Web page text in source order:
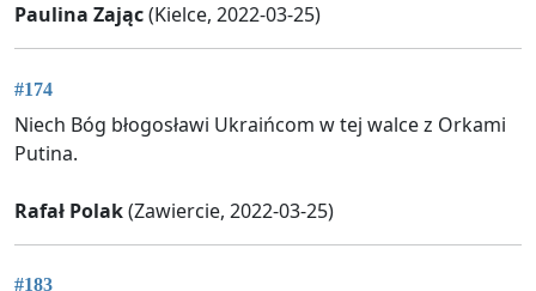
Paulina Zając(Kielce, 2022-03-25)
#174
Niech Bóg błogosławi Ukraińcom w tej walce z Orkami
Putina.
Rafał Polak(Zawiercie, 2022-03-25)
#183